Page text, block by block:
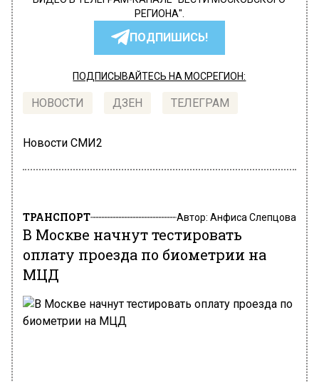
РЕГИОНА".
ПОДПИШИСЬ!
ПОДПИСЫВАЙТЕСЬ НА МОСРЕГИОН:
НОВОСТИ ДЗЕН ТЕЛЕГРАМ
Новости СМИ2
ТРАНСПОРТ Автор: Анфиса Слепцова
В Москве начнут тестировать
оплату проезда по биометрии на
МЦД